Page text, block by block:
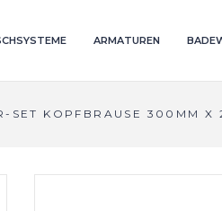
ARMATUREN
SET KOPFBRAUSE 300MM